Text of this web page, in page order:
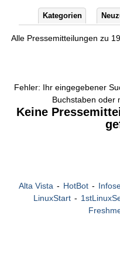
Kategorien
Alle Pressemitteilungen zu 19
Fehler: Ihr eingegebener
Buchstaben oder
Keine
Alta Vista - HotBot -
LinuxStart -